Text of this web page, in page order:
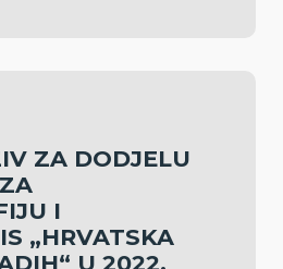
ZA DODJELU
I
„HRVATSKA
U 2022.